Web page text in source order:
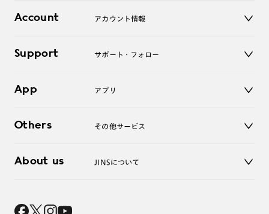
コンタクトレンズ
アクセサリー
オンラインショップ
Account アカウント情報
ログアウト
Support サポート・フォロー
よくあるご質問
お問い合わせ
App アプリ
Others その他サービス
レンズ交換
About us JINSについて